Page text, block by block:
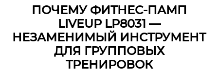
ПОЧЕМУ ФИТНЕС-ПАМП
LIVEUP LP8031 —
НЕЗАМЕНИМЫЙ ИНСТРУМЕНТ
ДЛЯ ГРУППОВЫХ
ТРЕНИРОВОК